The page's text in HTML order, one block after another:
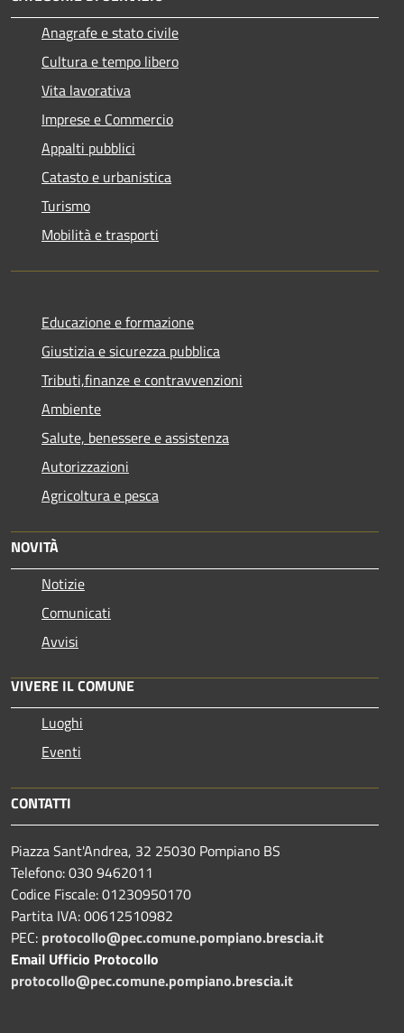
Anagrafe e stato civile
Cultura e tempo libero
Vita lavorativa
Imprese e Commercio
Appalti pubblici
Catasto e urbanistica
Turismo
Mobilità e trasporti
Educazione e formazione
Giustizia e sicurezza pubblica
Tributi,finanze e contravvenzioni
Ambiente
Salute, benessere e assistenza
Autorizzazioni
Agricoltura e pesca
NOVITÀ
Notizie
Comunicati
Avvisi
VIVERE IL COMUNE
Luoghi
Eventi
CONTATTI
Piazza Sant'Andrea, 32 25030 Pompiano BS
Telefono: 030 9462011
Codice Fiscale: 01230950170
Partita IVA: 00612510982
PEC: protocollo@pec.comune.pompiano.brescia.it
Email Ufficio Protocollo
protocollo@pec.comune.pompiano.brescia.it